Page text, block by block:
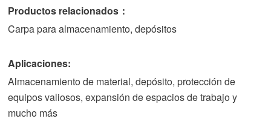
Productos relacionados ：
Carpa para almacenamiento, depósitos
Aplicaciones:
Almacenamiento de material, depósito, protección de
equipos valiosos, expansión de espacios de trabajo y
mucho más